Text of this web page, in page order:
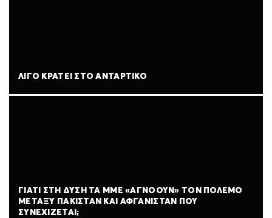
ΛΊΓΟ ΚΡΆΤΕΙ ΣΤΟ ΑΝΤΆΡΤΙΚΟ
ΓΙΑΤΊ ΣΤΗ ΔΎΣΗ ΤΑ ΜΜΕ «ΑΓΝΟΟΎΝ» ΤΟΝ ΠΌΛΕΜΟ
ΜΕΤΑΞΎ ΠΑΚΙΣΤΆΝ ΚΑΙ ΑΦΓΑΝΙΣΤΆΝ ΠΟΥ
ΣΥΝΕΧΊΖΕΤΑΙ;